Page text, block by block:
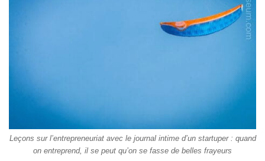
Leçons sur l’entrepreneuriat avec le journal intime d’un startuper : quand
on entreprend, il se peut qu’on se fasse de belles frayeurs